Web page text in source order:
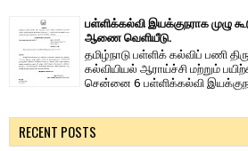
பள்ளிக்கல்வி இயக்குநராக முழு
ஆணை வெளியீடு.
தமிழ்நாடு பள்ளிக் கல்விப் பணி
கல்வியியல் ஆராய்ச்சி மற்றும்
சென்னை 6 பள்ளிக்கல்வி
RECENT POSTS